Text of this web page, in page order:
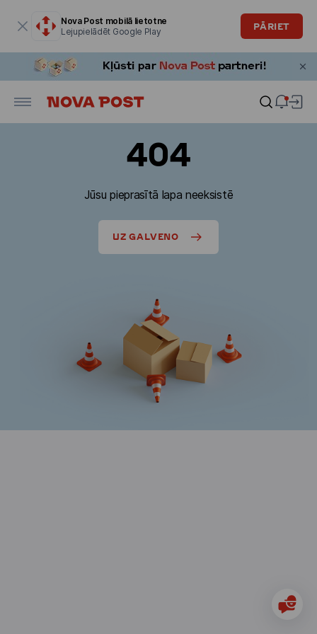
Nova Post mobilā lietotne
Lejupielādēt Google Play
PĀRIET
404
Jūsu pieprasītā lapa neeksistē
UZ GALVENO